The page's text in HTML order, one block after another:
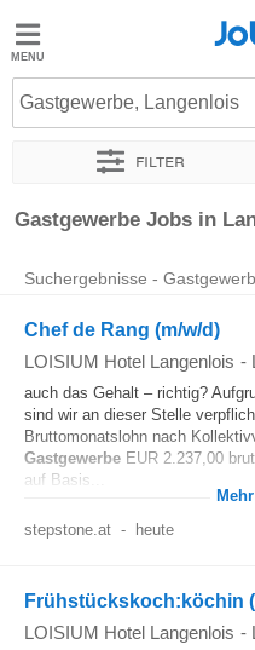
Jobted
Jobs
Gastgewerbe, Langenlois
Filter
Sortieren nach Genauer
Gastgewerbe Jobs in
Suchergebnisse -
Chef de Rang (m/w/d)
LOISIUM Hotel Langenlois -
auch das Gehalt – richtig?
sind wir an dieser Stelle
Bruttomonatslohn nach
Gastgewerbe EUR 2.237,00
auf Basis...
stepstone.at - heute
Frühstückskoch:köchin
LOISIUM Hotel Langenlois -